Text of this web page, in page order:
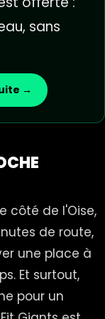
sans
→
côté de l'Oise,
de route,
une place à
Et surtout,
pour un